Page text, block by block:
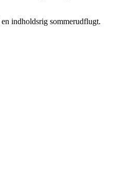
indholdsrig sommerudflugt.